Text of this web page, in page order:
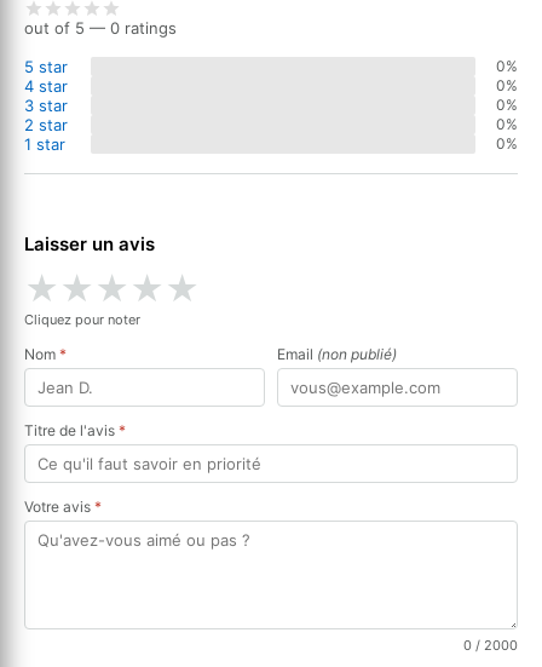
out of 5 — 0 ratings
5 star
0%
4 star 0%
3 star 0%
2 star 0%
1 star 0%
Laisser un avis
★★★★★
Cliquez pour noter
Nom * Email (non publié)
Titre de l'avis *
Votre avis *
0 / 2000